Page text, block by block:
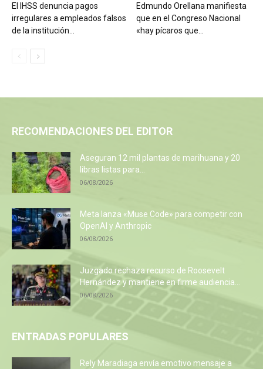
El IHSS denuncia pagos
irregulares a empleados falsos
de la institución...
Edmundo Orellana manifiesta
que en el Congreso Nacional
«hay pícaros que...
RECOMENDACIONES DEL EDITOR
Aseguran 12 mil plantas de marihuana y 20
libras listas para...
06/08/2026
Meta lanza «Muse Code» para competir con
OpenAI y Anthropic
06/08/2026
Juzgado rechaza recurso de Roosevelt
Hernández y mantiene en firme audiencia...
06/08/2026
ENTRADAS POPULARES
Rely Maradiaga envía emotivo mensaje a